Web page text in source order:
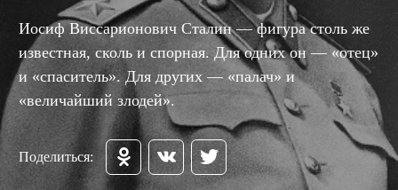
Иосиф Виссарионович Сталин — фигура столь же
известная, сколь и спорная. Для одних он — «отец»
и «спаситель». Для других — «палач» и
«величайший злодей».
Поделиться: